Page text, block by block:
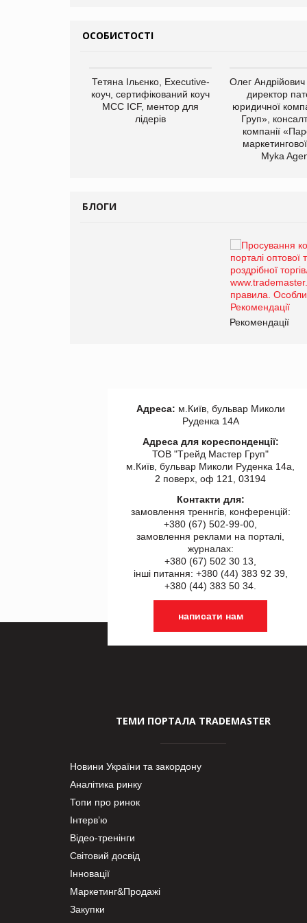
ОСОБИСТОСТІ
Тетяна Ільєнко, Executive-
коуч, сертифікований коуч
МСС ICF, ментор для
лідерів
Олег
директор
юридичної
Груп»,
компанії
маркетингової
Myka
БЛОГИ
Рекомендації
Адреса: м.Київ, бульвар Миколи
Руденка 14А
Адреса для кореспонденції:
ТОВ "Tрейд Мастер Груп"
м.Київ, бульвар Миколи Руденка 14а,
2 поверх, оф 121, 03194
Контакти для:
замовлення треннгів, конференцій:
+380 (67) 502-99-00,
замовлення реклами на порталі,
журналах:
+380 (67) 502 30 13,
інші питання: +380 (44) 383 92 39,
+380 (44) 383 50 34.
написати нам
ТЕМИ ПОРТАЛА TRADEMASTER
Новини України та закордону
Аналітика ринку
Топи про ринок
Інтерв’ю
Відео-тренінги
Світовий досвід
Інновації
Маркетинг&Продажі
Закупки